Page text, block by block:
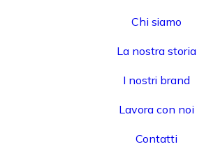
Chi siamo
La nostra storia
I nostri brand
Lavora con noi
Contatti